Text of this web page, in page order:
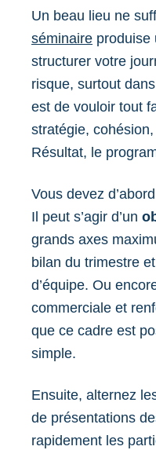
Un beau lieu ne
séminaire produise
structurer votre
risque, surtout
est de vouloir tout
stratégie,
Résultat, le
Vous devez
Il peut s’agir d’un
grands axes
bilan du trimestre
d’équipe. Ou
commerciale et
que ce cadre est
simple.
Ensuite, alternez
de présentations
rapidement les